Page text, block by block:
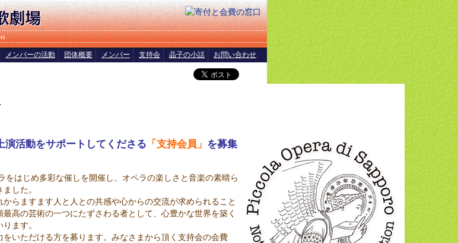
メンバーの活動 団体概要 メンバー 支持会 晶子の小話 お問い合わせ
演活動をサポートしてくださる 「支持会員」 を募集
はじめ多彩な催しを開催し、オペラの楽しさと音楽の素晴ら
した。
らますます人と人との共感や心からの交流が求められること
高の芸術の一つにたずさわる者として、心豊かな世界を築く
ます。
いただける方を募ります。みなさまから頂く支持会の会費